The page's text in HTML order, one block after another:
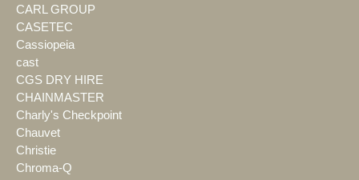
CARL GROUP
CASETEC
Cassiopeia
cast
CGS DRY HIRE
CHAINMASTER
Charly's Checkpoint
Chauvet
Christie
Chroma-Q